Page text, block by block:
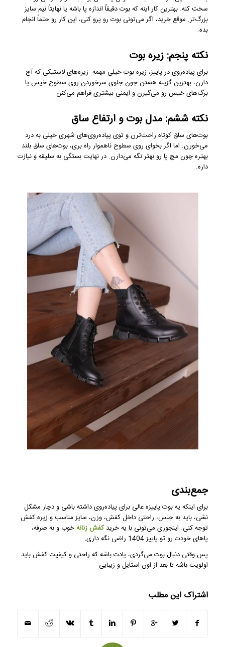
سخت کنه. بهترین کار اینه که بوت دقیقاً اندازه پا باشه یا نهایتاً نیم سایز
بزرگ‌تر. موقع خرید، اگر می‌تونی بوت رو پرو کنی، این کار رو حتماً انجام
بده.
نکته پنجم: زیره بوت
برای پیاده‌روی در پاییز، زیره بوت خیلی مهمه. زیره‌های لاستیکی که آج
دارن، بهترین گزینه هستن چون جلوی سرخوردن روی سطوح خیس یا
برگ‌های خیس رو می‌گیرن و ایمنی بیشتری فراهم می‌کنن.
نکته ششم: مدل بوت و ارتفاع ساق
بوت‌های ساق کوتاه راحت‌ترن و توی پیاده‌روی‌های شهری خیلی به درد
می‌خورن. اما اگر بخوای روی سطوح ناهموار راه بری، بوت‌های ساق بلند
بهتره چون مچ پا رو بهتر نگه می‌دارن. در نهایت بستگی به سلیقه و نیازت
داره.
جمع‌بندی
برای اینکه یه بوت پاییزه عالی برای پیاده‌روی داشته باشی و دچار مشکل
نشی، باید به جنس، راحتی داخل کفش، وزن، سایز مناسب و زیره کفش
توجه کنی. اینجوری می‌تونی با یه خریدکفش زنانهخوب و به صرفه،
پاهای خودت رو تو پاییز 1404 راضی نگه داری.
پس وقتی دنبال بوت می‌گردی، یادت باشه که راحتی و کیفیت کفش باید
اولویت باشه تا بعد از اون استایل و زیبایی.
اشتراک این مطلب